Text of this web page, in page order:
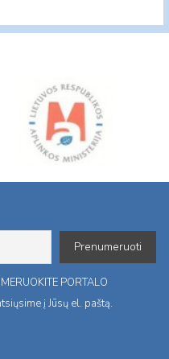
PORTALO
į Jūsų el. paštą.